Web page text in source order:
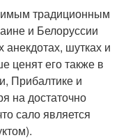
традиционным
и Белоруссии
анекдотах, шутках и
ценят его также в
Прибалтике и
на достаточно
сало является